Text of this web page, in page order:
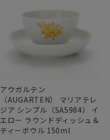
アウガルテン
（AUGARTEN） マリアテレ
ジア シンプル（SA5984） イ
エロー ラウンドディッシュ＆
ティーボウル 150ml